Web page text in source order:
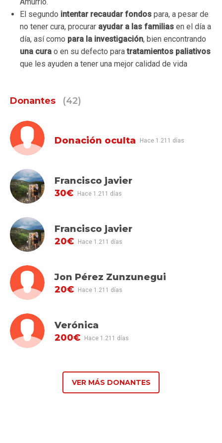
El segundo intentar recaudar fondos para, a pesar de
no tener cura, procurar ayudar a las familias en el día a
día, así como para la investigación, bien encontrando
una cura o en su defecto paratratamientos paliativos
que les ayuden a tener una mejor calidad de vida
Donantes (42)
Donación oculta Hace 1.211 días
Francisco javier
30€
Hace 1.211 días
Francisco javier
20€
Hace 1.211 días
Jon Pérez Zunzunegui
20€
Hace 1.211 días
Verónica
200€
Hace 1.211 días
VER MÁS DONANTES